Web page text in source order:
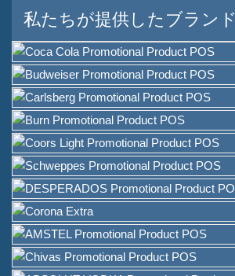
最適なフェイクネオンサイン
ソリューション
目を引く酒瓶ディスプレイデ
ザイン
Aフレームの黒板看板販売中
ワイン包装ソリューションプ
ロバイダー
テーブル用のカスタムバーメ
ニューホルダースタンド
アイスバケツ
私たちが提供したブランド